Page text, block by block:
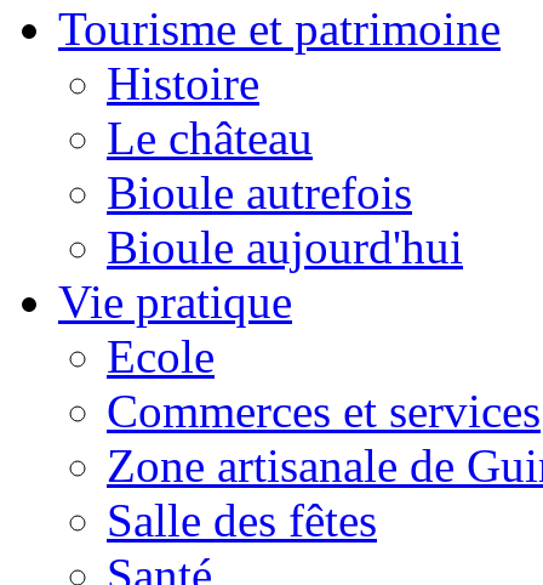
Tourisme et patrimoine
Histoire
Le château
Bioule autrefois
Bioule aujourd'hui
Vie pratique
Ecole
Commerces et services
Zone artisanale de
Salle des fêtes